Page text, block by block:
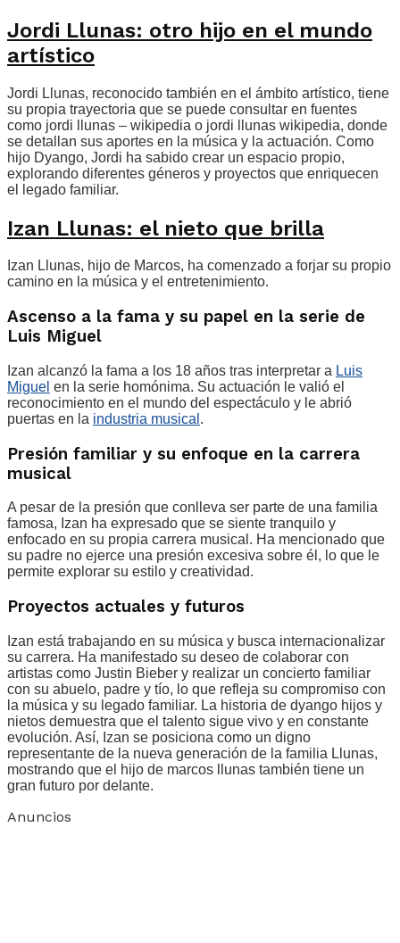
Jordi Llunas: otro hijo en el mundo
artístico
Jordi Llunas, reconocido también en el ámbito artístico, tiene
su propia trayectoria que se puede consultar en fuentes
como jordi llunas – wikipedia o jordi llunas wikipedia, donde
se detallan sus aportes en la música y la actuación. Como
hijo Dyango, Jordi ha sabido crear un espacio propio,
explorando diferentes géneros y proyectos que enriquecen
el legado familiar.
Izan Llunas: el nieto que brilla
Izan Llunas, hijo de Marcos, ha comenzado a forjar su propio
camino en la música y el entretenimiento.
Ascenso a la fama y su papel en la serie de
Luis Miguel
Izan alcanzó la fama a los 18 años tras interpretar a Luis
Miguel en la serie homónima. Su actuación le valió el
reconocimiento en el mundo del espectáculo y le abrió
puertas en la industria musical .
Presión familiar y su enfoque en la carrera
musical
A pesar de la presión que conlleva ser parte de una familia
famosa, Izan ha expresado que se siente tranquilo y
enfocado en su propia carrera musical. Ha mencionado que
su padre no ejerce una presión excesiva sobre él, lo que le
permite explorar su estilo y creatividad.
Proyectos actuales y futuros
Izan está trabajando en su música y busca internacionalizar
su carrera. Ha manifestado su deseo de colaborar con
artistas como Justin Bieber y realizar un concierto familiar
con su abuelo, padre y tío, lo que refleja su compromiso con
la música y su legado familiar. La historia de dyango hijos y
nietos demuestra que el talento sigue vivo y en constante
evolución. Así, Izan se posiciona como un digno
representante de la nueva generación de la familia Llunas,
mostrando que el hijo de marcos llunas también tiene un
gran futuro por delante.
Anuncios